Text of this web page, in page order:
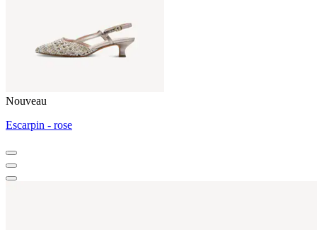
Nouveau
Escarpin - rose